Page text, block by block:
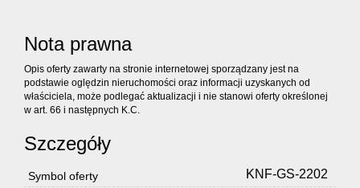
Nota prawna
Opis oferty zawarty na stronie internetowej sporządzany jest na
podstawie oględzin nieruchomości oraz informacji uzyskanych od
właściciela, może podlegać aktualizacji i nie stanowi oferty określonej
w art. 66 i następnych K.C.
Szczegóły
Symbol oferty KNF-GS-2202